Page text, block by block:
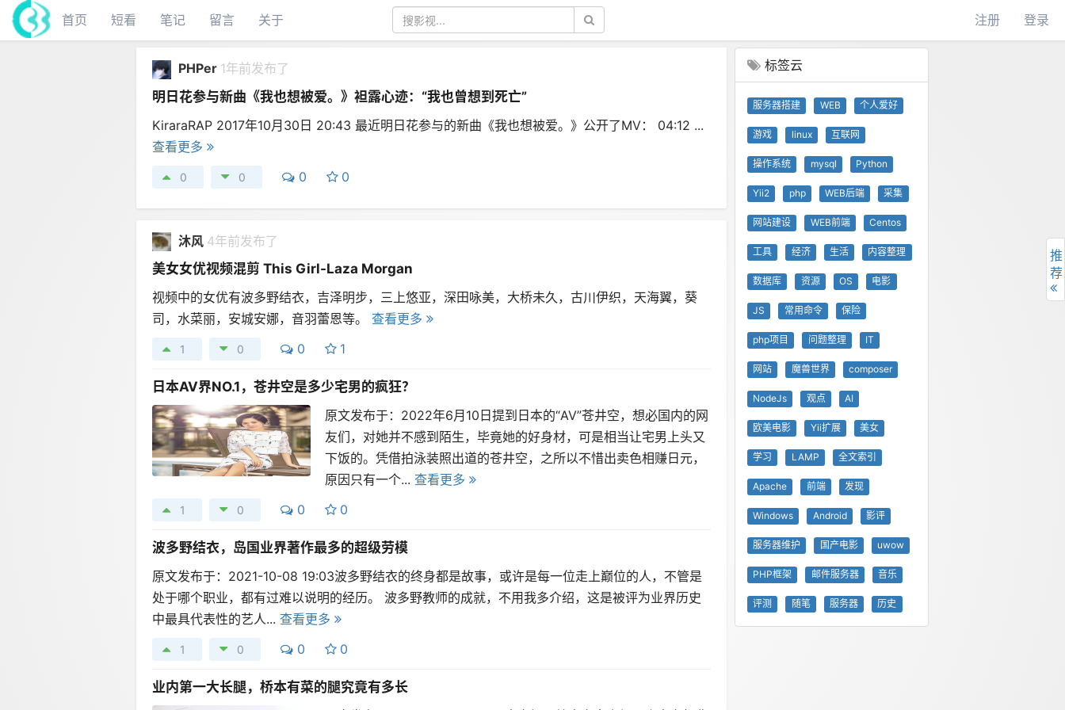
首页 短看 笔记 留言 关于 注册 登录
PHPer 1年前发布了
明日花参与新曲《我也想被爱。》袒露心迹：“我也曾想到死亡”
KiraraRAP 2017年10月30日 20:43 最近明日花参与的新曲《我也想被爱。》公开了MV： 04:12 ...
查看更多
0 0 0 0
沐风 4年前发布了
美女女优视频混剪 This Girl-Laza Morgan
视频中的女优有波多野结衣，吉泽明步，三上悠亚，深田咏美，大桥未久，古川伊织，天海翼，葵
司，水菜丽，安城安娜，音羽蕾恩等。 查看更多
1 0 0 1
日本AV界NO.1，苍井空是多少宅男的疯狂？
原文发布于：2022年6月10日提到日本的“AV”苍井空，想必国内的网
友们，对她并不感到陌生，毕竟她的好身材，可是相当让宅男上头又
下饭的。凭借拍泳装照出道的苍井空，之所以不惜出卖色相赚日元，
原因只有一个... 查看更多
1 0 0 0
波多野结衣，岛国业界著作最多的超级劳模
原文发布于：2021-10-08 19:03波多野结衣的终身都是故事，或许是每一位走上巅位的人，不管是
处于哪个职业，都有过难以说明的经历。 波多野教师的成就，不用我多介绍，这是被评为业界历史
中最具代表性的艺人... 查看更多
1 0 0 0
业内第一大长腿，桥本有菜的腿究竟有多长
标签云
服务器搭建 WEB 个人爱好
游戏 linux 互联网
操作系统 mysql Python
Yii2 php WEB后端 采集
网站建设 WEB前端 Centos
工具 经济 生活 内容整理
数据库 资源 OS 电影
JS 常用命令 保险
php项目 问题整理 IT
网站 魔兽世界 composer
NodeJs 观点 AI
欧美电影 Yii扩展 美女
学习 LAMP 全文索引
Apache 前端 发现
Windows Android 影评
服务器维护 国产电影 uwow
PHP框架 邮件服务器 音乐
评测 随笔 服务器 历史
推
荐